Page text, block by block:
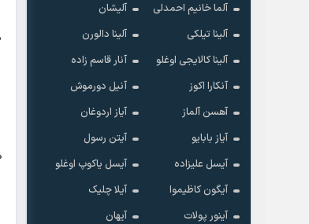
آلما خانیم احمدلی
آلیشان
آلینا تیلکی
آلینا دالورن
آلینا کالایجی اوغلو
آنار قاسم زاده
آنکارا اکوز
آنیل دورموش
آهسن آلماز
آیاز اردوغان
آیاز بابایو
آیتن رسول
آیسل علیزاده
آیسل یاکوپ اوغلو
آیگون کاظیموا
آیلا چلیک
آینور پولات
آیهان